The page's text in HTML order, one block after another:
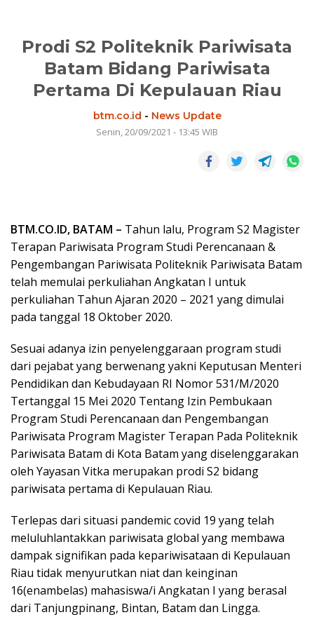
Prodi S2 Politeknik Pariwisata
Batam Bidang Pariwisata
Pertama Di Kepulauan Riau
btm.co.id - News Update
Senin, 20/09/2021 - 13:45 WIB
BTM.CO.ID, BATAM – Tahun lalu, Program S2 Magister
Terapan Pariwisata Program Studi Perencanaan &
Pengembangan Pariwisata Politeknik Pariwisata Batam
telah memulai perkuliahan Angkatan I untuk
perkuliahan Tahun Ajaran 2020 – 2021 yang dimulai
pada tanggal 18 Oktober 2020.
Sesuai adanya izin penyelenggaraan program studi
dari pejabat yang berwenang yakni Keputusan Menteri
Pendidikan dan Kebudayaan RI Nomor 531/M/2020
Tertanggal 15 Mei 2020 Tentang Izin Pembukaan
Program Studi Perencanaan dan Pengembangan
Pariwisata Program Magister Terapan Pada Politeknik
Pariwisata Batam di Kota Batam yang diselenggarakan
oleh Yayasan Vitka merupakan prodi S2 bidang
pariwisata pertama di Kepulauan Riau.
Terlepas dari situasi pandemic covid 19 yang telah
meluluhlantakkan pariwisata global yang membawa
dampak signifikan pada kepariwisataan di Kepulauan
Riau tidak menyurutkan niat dan keinginan
16(enambelas) mahasiswa/i Angkatan I yang berasal
dari Tanjungpinang, Bintan, Batam dan Lingga.